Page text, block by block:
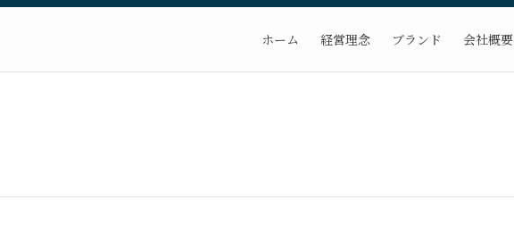
ホーム 経営理念 ブランド 会社概要